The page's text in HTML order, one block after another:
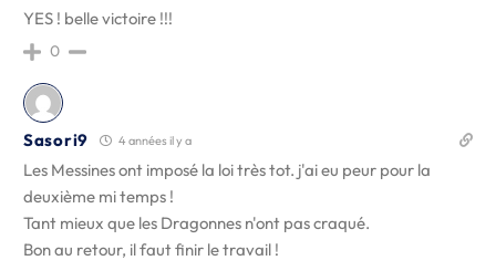
YES ! belle victoire !!!
0
Sasori9 4 années il y a
Les Messines ont imposé la loi très tot. j'ai eu peur pour la
deuxième mi temps !
Tant mieux que les Dragonnes n'ont pas craqué.
Bon au retour, il faut finir le travail !